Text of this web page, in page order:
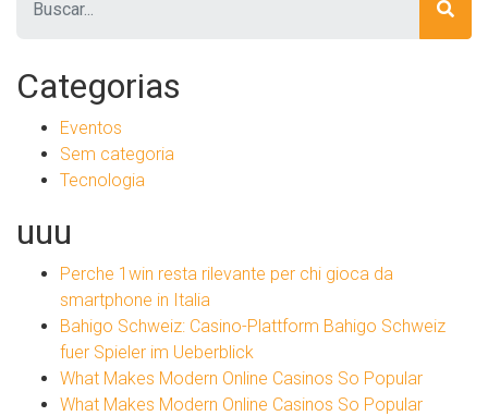
Categorias
Eventos
Sem categoria
Tecnologia
uuu
Perche 1win resta rilevante per chi gioca da
smartphone in Italia
Bahigo Schweiz: Casino-Plattform Bahigo Schweiz
fuer Spieler im Ueberblick
What Makes Modern Online Casinos So Popular
What Makes Modern Online Casinos So Popular